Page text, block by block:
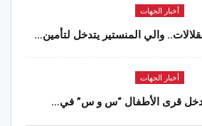
أخبار الجهات
والي المنستير يتدخل لتأمين…
أخبار الجهات
قرى الأطفال “س و س” في…